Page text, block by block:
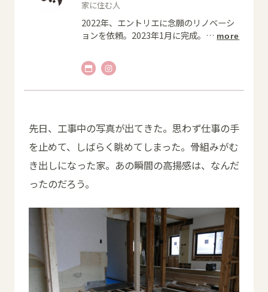
家に住む人
2022年、エントリエに念願のリノベーシ
ョンを依頼。2023年1月に完成。 … more
先日、工事中の写真が出てきた。思わず仕事の手
を止めて、しばらく眺めてしまった。骨組みがむ
き出しになった家。あの瞬間の高揚感は、なんだ
ったのだろう。